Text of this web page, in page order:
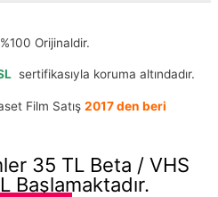
Orijinaldir.
sertifikasıyla koruma altındadır.
Film Satış 2017 den beri
35 TL Beta / VHS
Başlamaktadır.